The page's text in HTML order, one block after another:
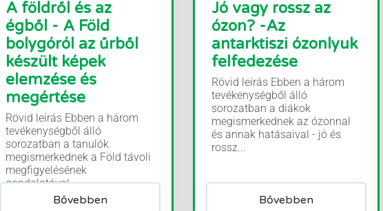
A földről és az
égből - A Föld
bolygóról az űrből
készült képek
elemzése és
megértése
Rövid leírás Ebben a három
tevékenységből álló
sorozatban a tanulók
megismerkednek a Föld távoli
megfigyelésének
gondolatával....
Bővebben
Jó vagy rossz az
ózon? -Az
antarktiszi ózonlyuk
felfedezése
Rövid leírás Ebben a három
tevékenységből álló
sorozatban a diákok
megismerkednek az ózonnal
és annak hatásaival - jó és
rossz...
Bővebben